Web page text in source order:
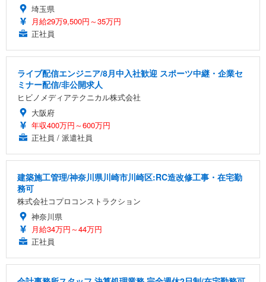
埼玉県
月給29万9,500円～35万円
正社員
ライブ配信エンジニア/8月中入社歓迎 スポーツ中継・企業セ
ミナー配信/非公開求人
ヒビノメディアテクニカル株式会社
大阪府
年収400万円～600万円
正社員 / 派遣社員
建築施工管理/神奈川県川崎市川崎区:RC造改修工事・在宅勤
務可
株式会社コプロコンストラクション
神奈川県
月給34万円～44万円
正社員